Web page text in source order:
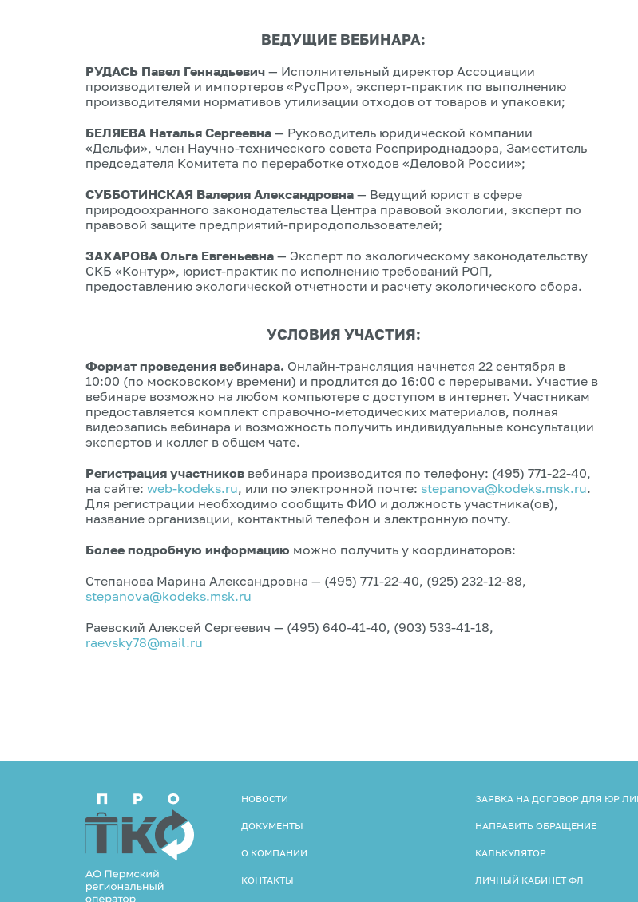
ВЕДУЩИЕ ВЕБИНАРА:
РУДАСЬ Павел Геннадьевич— Исполнительный директор Ассоциации
производителей и импортеров «РусПро», эксперт-практик по выполнению
производителями нормативов утилизации отходов от товаров и упаковки;
БЕЛЯЕВА Наталья Сергеевна— Руководитель юридической компании
«Дельфи», член Научно-технического совета Росприроднадзора, Заместитель
председателя Комитета по переработке отходов «Деловой России»;
СУББОТИНСКАЯ Валерия Александровна— Ведущий юрист в сфере
природоохранного законодательства Центра правовой экологии, эксперт по
правовой защите предприятий-природопользователей;
ЗАХАРОВА Ольга Евгеньевна— Эксперт по экологическому законодательству
СКБ «Контур», юрист-практик по исполнению требований РОП,
предоставлению экологической отчетности и расчету экологического сбора.
УСЛОВИЯ УЧАСТИЯ:
Формат проведения вебинара. Онлайн-трансляция начнется 22 сентября в
10:00 (по московскому времени) и продлится до 16:00 с перерывами. Участие в
вебинаре возможно на любом компьютере с доступом в интернет. Участникам
предоставляется комплект справочно-методических материалов, полная
видеозапись вебинара и возможность получить индивидуальные консультации
экспертов и коллег в общем чате.
Регистрация участников вебинара производится по телефону: (495) 771-22-40,
на сайте:web-kodeks.ru, или по электронной почте: stepanova@kodeks.msk.ru.
Для регистрации необходимо сообщить ФИО и должность участника(ов),
название организации, контактный телефон и электронную почту.
Более подробную информацию можно получить у координаторов:
Степанова Марина Александровна — (495) 771-22-40, (925) 232-12-88,
stepanova@kodeks.msk.ru
Раевский Алексей Сергеевич — (495) 640-41-40, (903) 533-41-18,
raevsky78@mail.ru
НОВОСТИ
ДОКУМЕНТЫ
О КОМПАНИИ
КОНТАКТЫ
ЗАЯВКА НА ДОГОВОР ДЛЯ ЮР
НАПРАВИТЬ ОБРАЩЕНИЕ
КАЛЬКУЛЯТОР
ЛИЧНЫЙ КАБИНЕТ ФЛ